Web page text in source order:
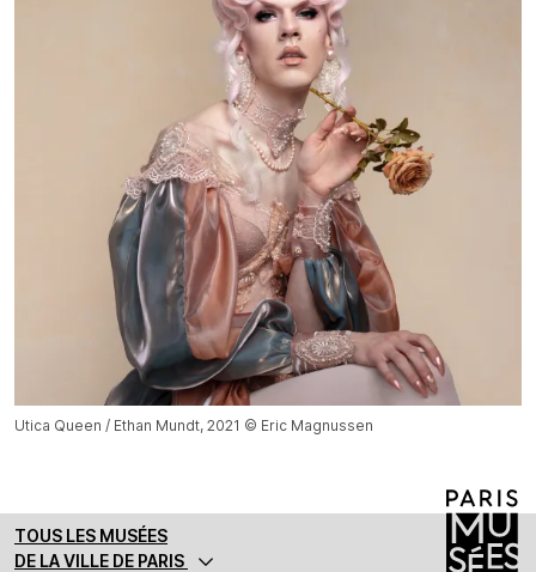
Utica Queen / Ethan Mundt, 2021 © Eric Magnussen
TOUS LES MUSÉES
DE LA VILLE DE PARIS